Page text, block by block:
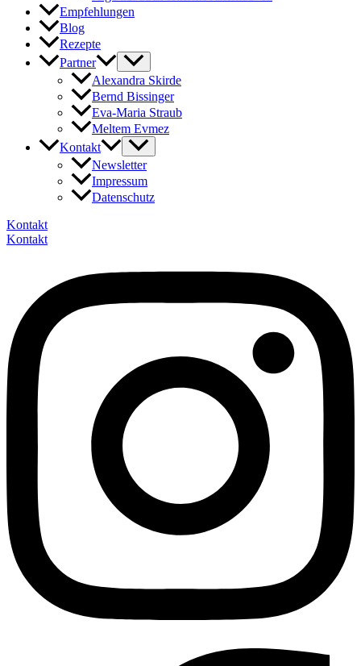
Empfehlungen
Blog
Rezepte
Partner
Alexandra Skirde
Bernd Bissinger
Eva-Maria Straub
Meltem Evmez
Kontakt
Newsletter
Impressum
Datenschutz
Kontakt
Kontakt